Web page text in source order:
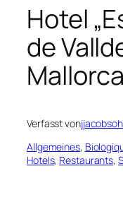
Hotel
de
Verfasst von
Allgemeines,
Hotels, Restaurants,